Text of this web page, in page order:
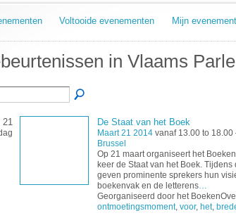
Voltooide evenementen Mijn
in Vlaams
21 De Staat van het Boek
Maart 21 2014vanaf 13.00 to 18.00
Brussel
Op 21 maart organiseert het
keer de Staat van het Boek.
geven prominente sprekers hun
boekenvak en de letterens…
Georganiseerd door het
ontmoetingsmoment, voor, het,